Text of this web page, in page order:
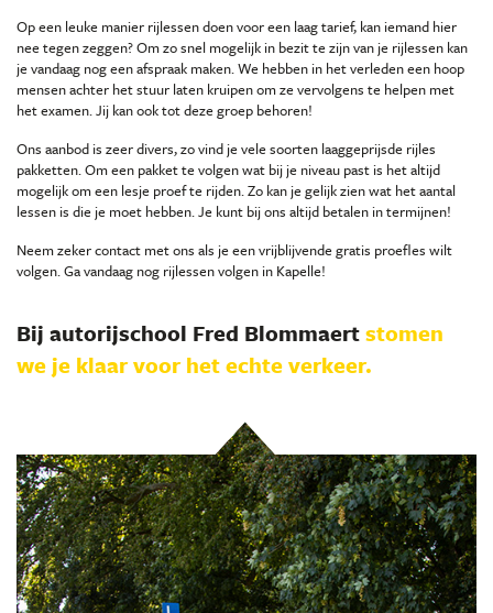
Op een leuke manier rijlessen doen voor een laag tarief, kan iemand hier
nee tegen zeggen? Om zo snel mogelijk in bezit te zijn van je rijlessen kan
je vandaag nog een afspraak maken. We hebben in het verleden een hoop
mensen achter het stuur laten kruipen om ze vervolgens te helpen met
het examen. Jij kan ook tot deze groep behoren!
Ons aanbod is zeer divers, zo vind je vele soorten laaggeprijsde rijles
pakketten. Om een pakket te volgen wat bij je niveau past is het altijd
mogelijk om een lesje proef te rijden. Zo kan je gelijk zien wat het aantal
lessen is die je moet hebben. Je kunt bij ons altijd betalen in termijnen!
Neem zeker contact met ons als je een vrijblijvende gratis proefles wilt
volgen. Ga vandaag nog rijlessen volgen in Kapelle!
Bij autorijschool Fred Blommaertstomen
we je klaar voor het echte verkeer.